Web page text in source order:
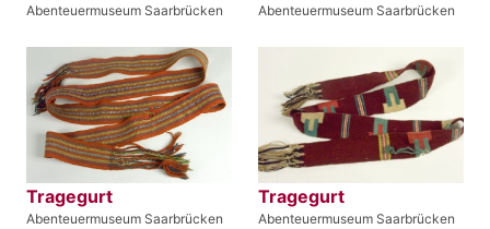
Abenteuermuseum Saarbrücken Abenteuermuseum Saarbrücken
Tragegurt
Abenteuermuseum Saarbrücken
Tragegurt
Abenteuermuseum Saarbrücken